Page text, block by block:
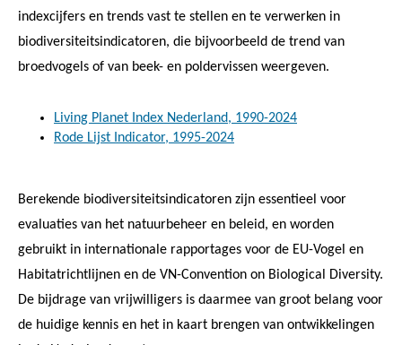
indexcijfers en trends vast te stellen en te verwerken in
biodiversiteitsindicatoren, die bijvoorbeeld de trend van
broedvogels of van beek- en poldervissen weergeven.
Living Planet Index Nederland, 1990-2024
Rode Lijst Indicator, 1995-2024
Berekende biodiversiteitsindicatoren zijn essentieel voor
evaluaties van het natuurbeheer en beleid, en worden
gebruikt in internationale rapportages voor de EU-Vogel en
Habitatrichtlijnen en de VN-Convention on Biological Diversity.
De bijdrage van vrijwilligers is daarmee van groot belang voor
de huidige kennis en het in kaart brengen van ontwikkelingen